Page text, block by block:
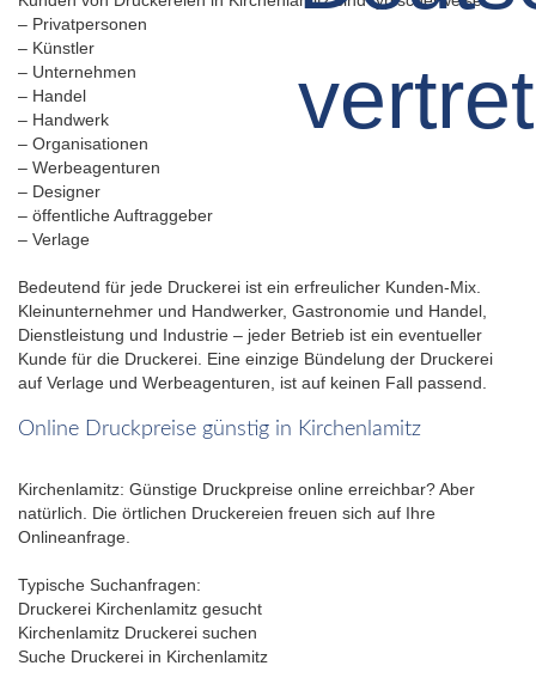
– Privatpersonen
– Künstler
– Unternehmen
– Handel
– Handwerk
– Organisationen
– Werbeagenturen
– Designer
– öffentliche Auftraggeber
– Verlage
Bedeutend für jede Druckerei ist ein erfreulicher Kunden-Mix.
Kleinunternehmer und Handwerker, Gastronomie und Handel,
Dienstleistung und Industrie – jeder Betrieb ist ein eventueller
Kunde für die Druckerei. Eine einzige Bündelung der Druckerei
auf Verlage und Werbeagenturen, ist auf keinen Fall passend.
Online Druckpreise günstig in Kirchenlamitz
Kirchenlamitz: Günstige Druckpreise online erreichbar? Aber
natürlich. Die örtlichen Druckereien freuen sich auf Ihre
Onlineanfrage.
Typische Suchanfragen:
Druckerei Kirchenlamitz gesucht
Kirchenlamitz Druckerei suchen
Suche Druckerei in Kirchenlamitz